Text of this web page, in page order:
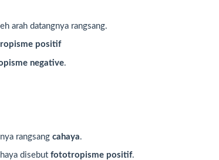
arah datangnya rangsang.
positif
negative.
rangsang cahaya.
disebut fototropisme positif.